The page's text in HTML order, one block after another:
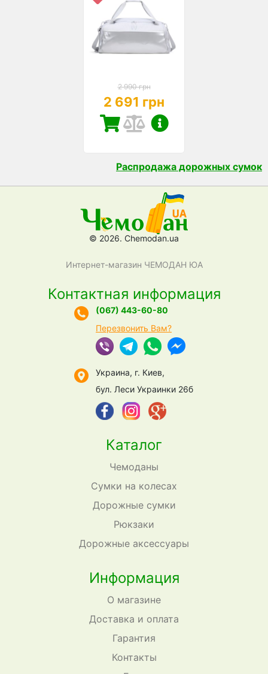
2 990 грн
2 691 грн
Распродажа дорожных сумок
© 2026. Chemodan.ua
Интернет-магазин ЧЕМОДАН ЮА
Каталог
Чемоданы
Сумки на колесах
Дорожные сумки
Рюкзаки
Дорожные аксессуары
Информация
О магазине
Доставка и оплата
Гарантия
Контакты
Контактная информация
(067) 443-60-80
Перезвонить Вам?
Украина, г. Киев,
бул. Леси Украинки 26б